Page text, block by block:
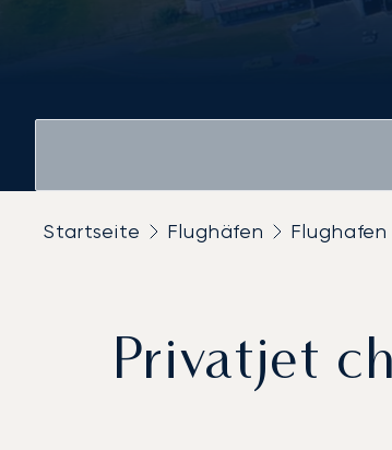
Startseite Flughäfen
Privatjet